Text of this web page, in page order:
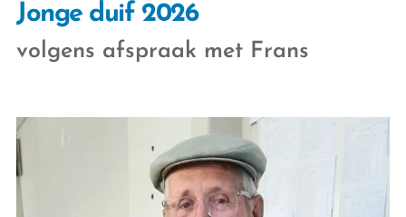
Jonge duif 2026
volgens afspraak met Frans